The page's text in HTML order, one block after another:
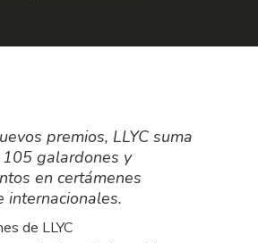
premios, LLYC suma
galardones y
en certámenes
internacionales.
de LLYC